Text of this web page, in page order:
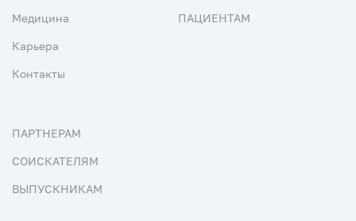
Медицина
Карьера
Контакты
ПАЦИЕНТАМ
ПАРТНЕРАМ
СОИСКАТЕЛЯМ
ВЫПУСКНИКАМ